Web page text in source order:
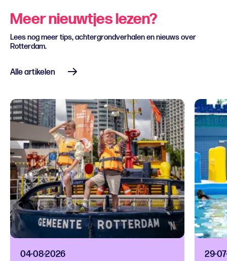
Meer nieuwtjes lezen?
Lees nog meer tips, achtergrondverhalen en nieuws over
Rotterdam.
Alle artikelen
04-08-2026 29-